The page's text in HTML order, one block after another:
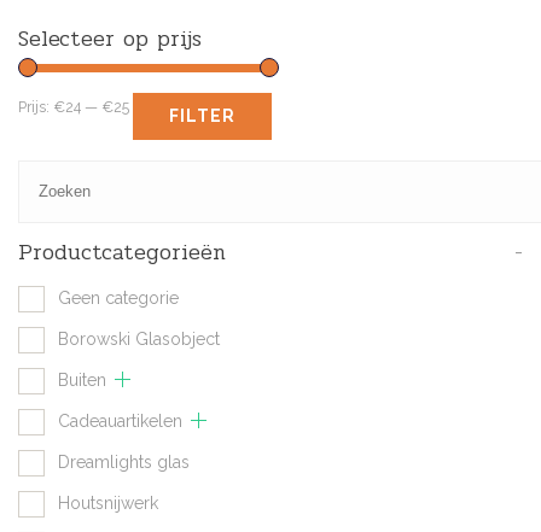
Selecteer op prijs
FILTER
Prijs: €24 — €25
Productcategorieën -
Geen categorie
Borowski Glasobject
Buiten
Cadeauartikelen
Dreamlights glas
Houtsnijwerk